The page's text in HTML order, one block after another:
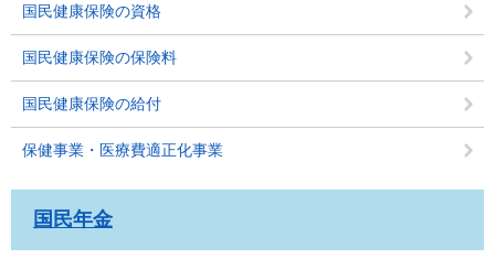
国民健康保険の資格
国民健康保険の保険料
国民健康保険の給付
保健事業・医療費適正化事業
国民年金